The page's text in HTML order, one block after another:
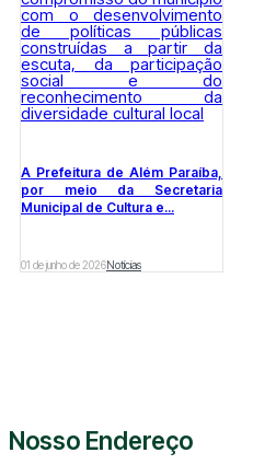
A Prefeitura de Além Paraíba,
por meio da Secretaria
Municipal de Cultura e...
01 de junho de 2026Notícias
Nosso Endereço